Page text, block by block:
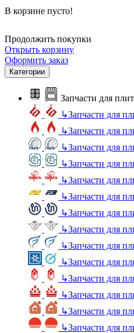
В корзине пусто!
Продолжить покупки
Открыть корзину
Оформить заказ
Категории
Запчасти для плит
↳Запчасти для
↳Запчасти для
↳Запчасти для
↳Запчасти для
↳Запчасти для
↳Запчасти для
↳Запчасти для
↳Запчасти для
↳Запчасти для
↳Запчасти для
↳Запчасти для
↳Запчасти для
↳Запчасти для
↳Запчасти для